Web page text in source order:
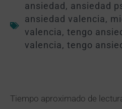
ansiedad , ansiedad
ansiedad valencia,
valencia, tengo
valencia, tengo
Tiempo aproximado de